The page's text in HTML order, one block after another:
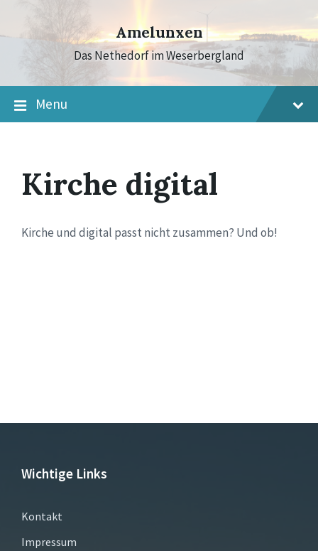
content
main
footer
Amelunxen
Das Nethedorf im Weserbergland
Menu
Kirche digital
Kirche und digital passt nicht zusammen? Und ob!
Wichtige Links
Kontakt
Impressum